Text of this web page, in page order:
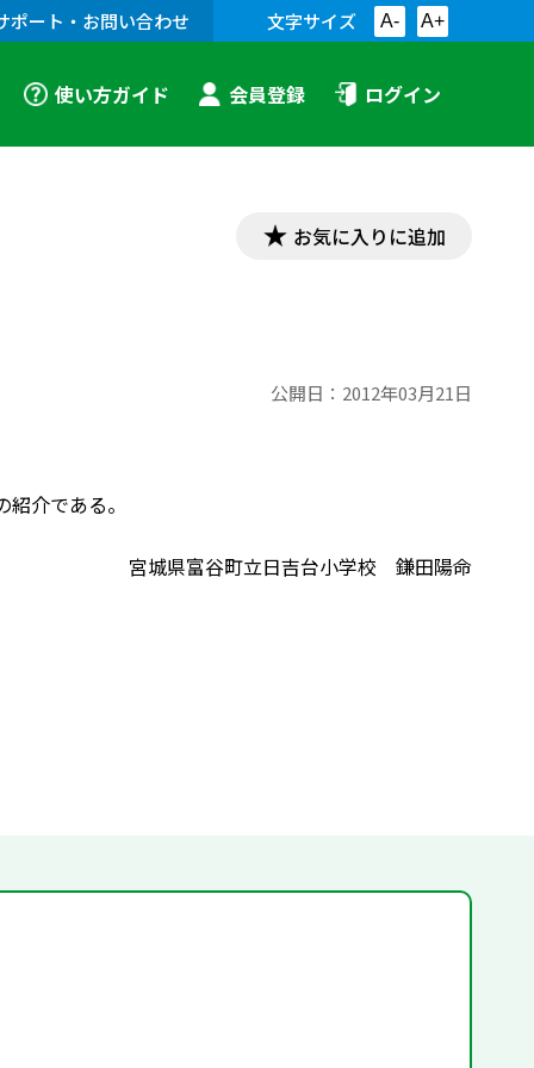
ポート・お問い合わせ 文字サイズ A- A+
使い方ガイド 会員登録 ログイン
お気に入りに追加
公開日： 2012年03月21日
介である。
宮城県富谷町立日吉台小学校 鎌田陽命